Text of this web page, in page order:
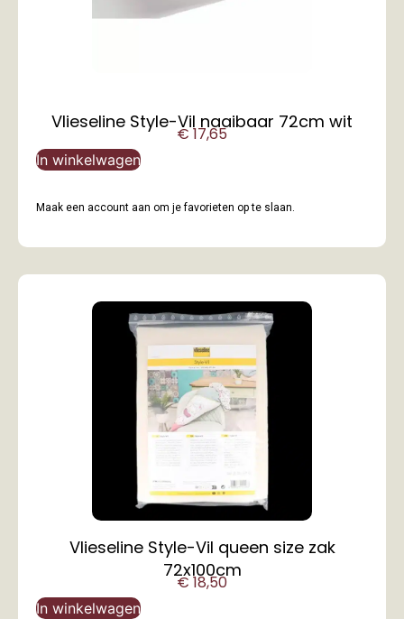
Vlieseline Style-Vil naaibaar 72cm wit
€17,65
In winkelwagen
Maak een account aan om je favorieten op te slaan.
Vlieseline Style-Vil queen size zak
72x100cm
€18,50
In winkelwagen